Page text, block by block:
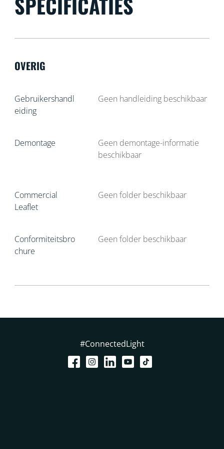
OVERIG
Gebruikershandl
eiding
Geen handleiding beschikbaar
Demontage
Geen demontage-informatie
beschikbaar
Commercial
Leaflet
Geen folder beschikbaar
Conformiteitsbro
chure
Geen folder beschikbaar
#ConnectedLight